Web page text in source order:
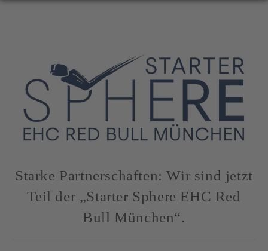
Starke Partnerschaften: Wir sind jetzt
Teil der „Starter Sphere EHC Red
Bull München“.